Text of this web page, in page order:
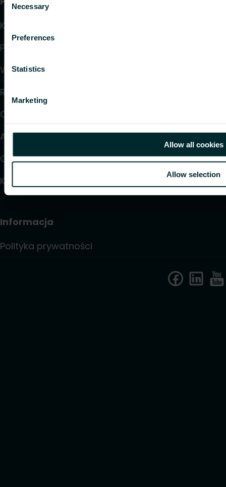
Selection
Necessary
Preferences
Statistics
Marketing
Allow all cookies
Allow selection
Kalkulatory doboru produktów
Pliki do pobrania
Wsparcie
Rozwiązania
O nas
Artykuły
Gdzie kupić
Kontakt
Informacja
Polityka prywatności